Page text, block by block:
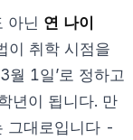
아닌 연 나이
이 취학 시점을
월 1일’로 정하고
년이 됩니다. 만
그대로입니다 -